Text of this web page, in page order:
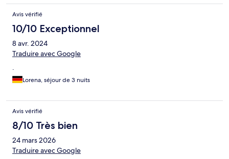
Avis vérifié
10/10 Exceptionnel
8 avr. 2024
Traduire avec Google
.
Lorena, séjour de 3 nuits
Avis vérifié
8/10 Très bien
24 mars 2026
Traduire avec Google